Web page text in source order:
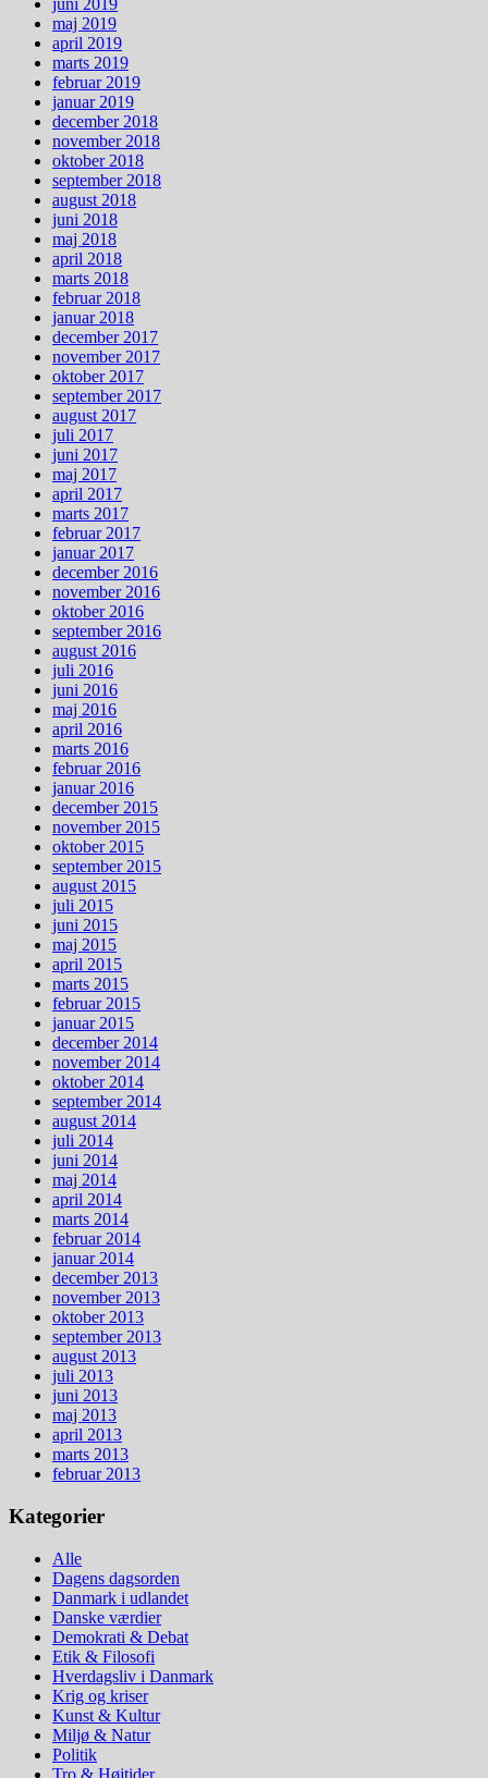
juni 2019
maj 2019
april 2019
marts 2019
februar 2019
januar 2019
december 2018
november 2018
oktober 2018
september 2018
august 2018
juni 2018
maj 2018
april 2018
marts 2018
februar 2018
januar 2018
december 2017
november 2017
oktober 2017
september 2017
august 2017
juli 2017
juni 2017
maj 2017
april 2017
marts 2017
februar 2017
januar 2017
december 2016
november 2016
oktober 2016
september 2016
august 2016
juli 2016
juni 2016
maj 2016
april 2016
marts 2016
februar 2016
januar 2016
december 2015
november 2015
oktober 2015
september 2015
august 2015
juli 2015
juni 2015
maj 2015
april 2015
marts 2015
februar 2015
januar 2015
december 2014
november 2014
oktober 2014
september 2014
august 2014
juli 2014
juni 2014
maj 2014
april 2014
marts 2014
februar 2014
januar 2014
december 2013
november 2013
oktober 2013
september 2013
august 2013
juli 2013
juni 2013
maj 2013
april 2013
marts 2013
februar 2013
Kategorier
Alle
Dagens dagsorden
Danmark i udlandet
Danske værdier
Demokrati & Debat
Etik & Filosofi
Hverdagsliv i Danmark
Krig og kriser
Kunst & Kultur
Miljø & Natur
Politik
Tro & Højtider